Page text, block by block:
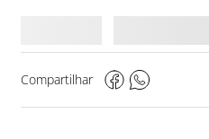
Compartilhar